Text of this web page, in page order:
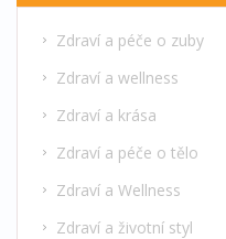
Zdraví a péče o zuby
Zdraví a wellness
Zdraví a krása
Zdraví a péče o tělo
Zdraví a Wellness
Zdraví a životní styl